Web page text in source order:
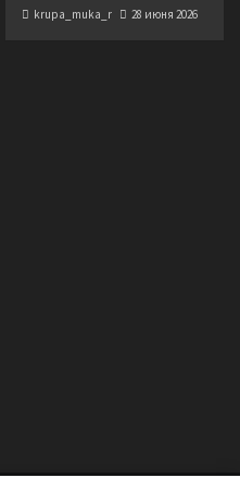
krupa_muka_r 28 июня 2026